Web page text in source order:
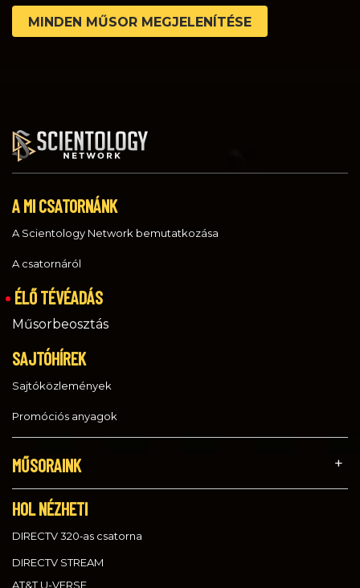
MINDEN MŰSOR MEGJELENÍTÉSE
A MI CSATORNÁNK
A Scientology Network bemutatkozása
A csatornáról
ÉLŐ TÉVÉADÁS
Műsorbeosztás
SAJTÓHÍREK
Sajtóközlemények
Promóciós anyagok
MŰSORAINK
HOL NÉZHETI
DIRECTV 320‑as csatorna
DIRECTV STREAM
AT&T U-VERSE